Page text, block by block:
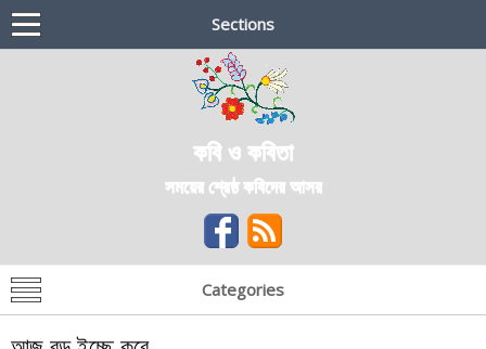
Sections
কবি ও কবিতা
সময়ের শ্রেষ্ঠ কবিদের আসর
Categories